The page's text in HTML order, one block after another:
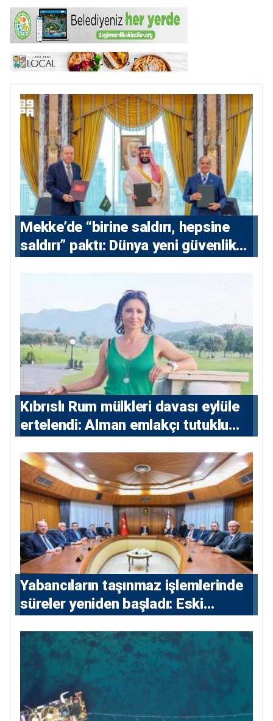
Mekke’de “birine saldırı, hepsine
saldırı” paktı: Dünya yeni güvenlik
Kıbrıslı Rum mülkleri davası eylüle
ertelendi: Alman emlakçı tutuklu
Yabancıların taşınmaz işlemlerinde
süreler yeniden başladı: Eski
konutlara 36 ay